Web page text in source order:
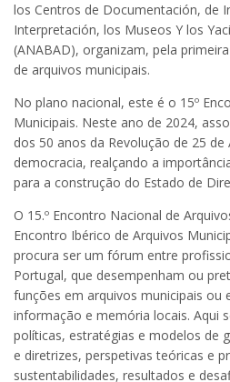
los Centros de Documentación, de
Interpretación, los Museos Y los
(ANABAD), organizam, pela
de arquivos municipais.
No plano nacional, este é o 15º
Municipais. Neste ano de 2024,
dos 50 anos da Revolução de 25 de
democracia, realçando a
para a construção do Estado de
O 15.º Encontro Nacional de
Encontro Ibérico de Arquivos
procura ser um fórum entre
Portugal, que desempenham ou
funções em arquivos municipais ou
informação e memória locais. Aqui
políticas, estratégias e modelos de
e diretrizes, perspetivas teóricas e
sustentabilidades, resultados e